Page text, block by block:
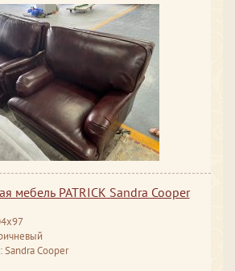
мебель PATRICK Sandra Cooper
Sandra Cooper